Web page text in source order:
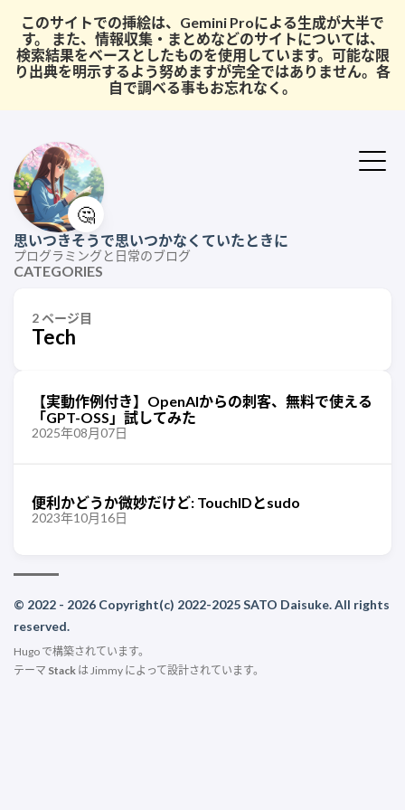
このサイトでの挿絵は、Gemini Proによる生成が大半で
す。 また、情報収集・まとめなどのサイトについては、
検索結果をベースとしたものを使用しています。可能な限
り出典を明示するよう努めますが完全ではありません。各
自で調べる事もお忘れなく。
🤔
思いつきそうで思いつかなくていたときに
プログラミングと日常のブログ
CATEGORIES
2 ページ目
Tech
【実動作例付き】OpenAIからの刺客、無料で使える
「GPT-OSS」試してみた
2025年08月07日
便利かどうか微妙だけど: TouchIDとsudo
2023年10月16日
© 2022 - 2026 Copyright(c) 2022-2025 SATO Daisuke. All rights
reserved.
Hugo で構築されています。
テーマ Stack は Jimmy によって設計されています。